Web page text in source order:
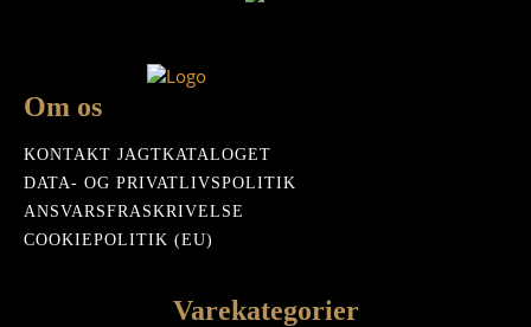
Om os
KONTAKT JAGTKATALOGET
DATA- OG PRIVATLIVSPOLITIK
ANSVARSFRASKRIVELSE
COOKIEPOLITIK (EU)
Varekategorier